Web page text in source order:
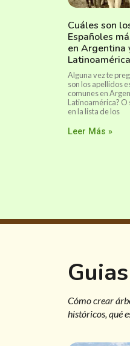
Cuáles son
Españoles
en Argentina
Alguna vez te
son los apellidos
comunes en
Latinoamérica? O
en la lista de los
Leer Más »
Cómo crear
históricos, qué